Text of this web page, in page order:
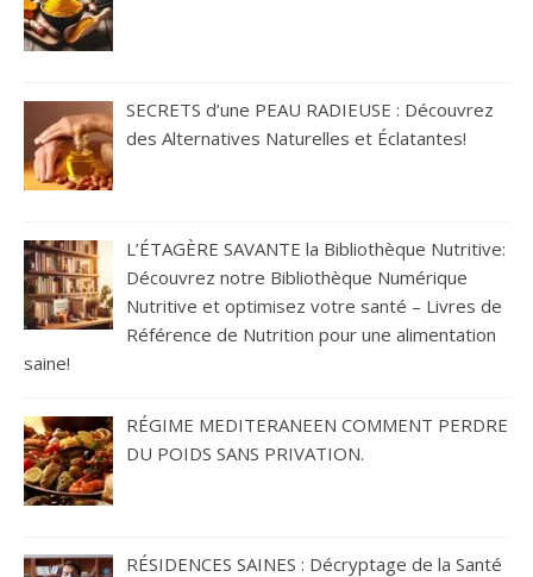
SECRETS d’une PEAU RADIEUSE : Découvrez
des Alternatives Naturelles et Éclatantes!
L’ÉTAGÈRE SAVANTE la Bibliothèque Nutritive:
Découvrez notre Bibliothèque Numérique
Nutritive et optimisez votre santé – Livres de
Référence de Nutrition pour une alimentation
saine!
RÉGIME MEDITERANEEN COMMENT PERDRE
DU POIDS SANS PRIVATION.
RÉSIDENCES SAINES : Décryptage de la Santé